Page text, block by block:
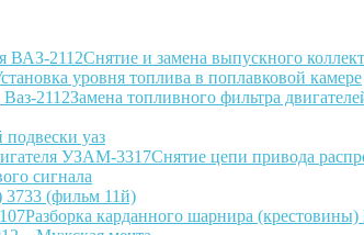
Снятие и замена выпускного
уровня топлива в поплавковой камере
Замена топливного фильтра
подвески уаз
Снятие цепи привода
сигнала
(фильм 11й)
Разборка карданного шарнира (крестовины)